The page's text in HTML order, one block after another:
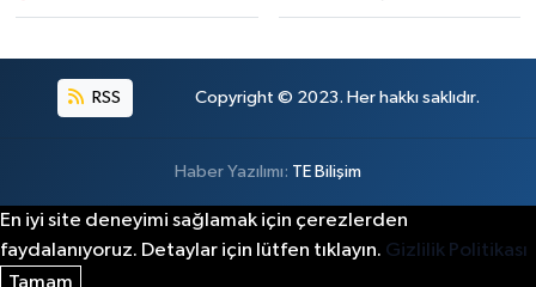
RSS Copyright © 2023. Her hakkı saklıdır.
Haber Yazılımı: TE Bilişim
En iyi site deneyimi sağlamak için çerezlerden
faydalanıyoruz. Detaylar için lütfen tıklayın. Gizlilik Politikası
Tamam